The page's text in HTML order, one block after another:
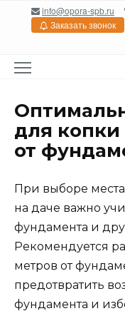
Перейтиinfo@opora-spb.ru
Заказать звонок
для
от
При выборе
на даче важно
фундамента и
Рекомендуется
метров от
предотвратить
фундамента и